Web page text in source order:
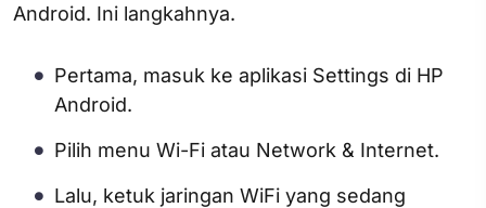
Android. Ini langkahnya.
Pertama, masuk ke aplikasi Settings di HP
Android.
Pilih menu Wi-Fi atau Network & Internet.
Lalu, ketuk jaringan WiFi yang sedang